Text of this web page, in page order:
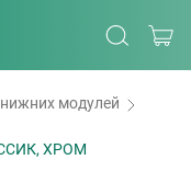
модулей
ХРОМ